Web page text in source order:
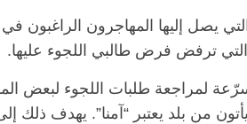
يصل إليها المهاجرون الراغبون في
ترفض فرض طالبي اللجوء عليها.
لمراجعة طلبات اللجوء لبعض
من بلد يعتبر “آمنا”. يهدف ذلك